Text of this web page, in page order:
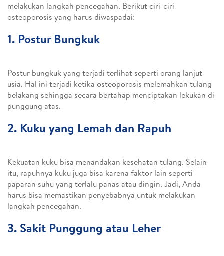
melakukan langkah pencegahan. Berikut ciri-ciri
osteoporosis yang harus diwaspadai:
1. Postur Bungkuk
Postur bungkuk yang terjadi terlihat seperti orang lanjut
usia. Hal ini terjadi ketika osteoporosis melemahkan tulang
belakang sehingga secara bertahap menciptakan lekukan di
punggung atas.
2. Kuku yang Lemah dan Rapuh
Kekuatan kuku bisa menandakan kesehatan tulang. Selain
itu, rapuhnya kuku juga bisa karena faktor lain seperti
paparan suhu yang terlalu panas atau dingin. Jadi, Anda
harus bisa memastikan penyebabnya untuk melakukan
langkah pencegahan.
3. Sakit Punggung atau Leher